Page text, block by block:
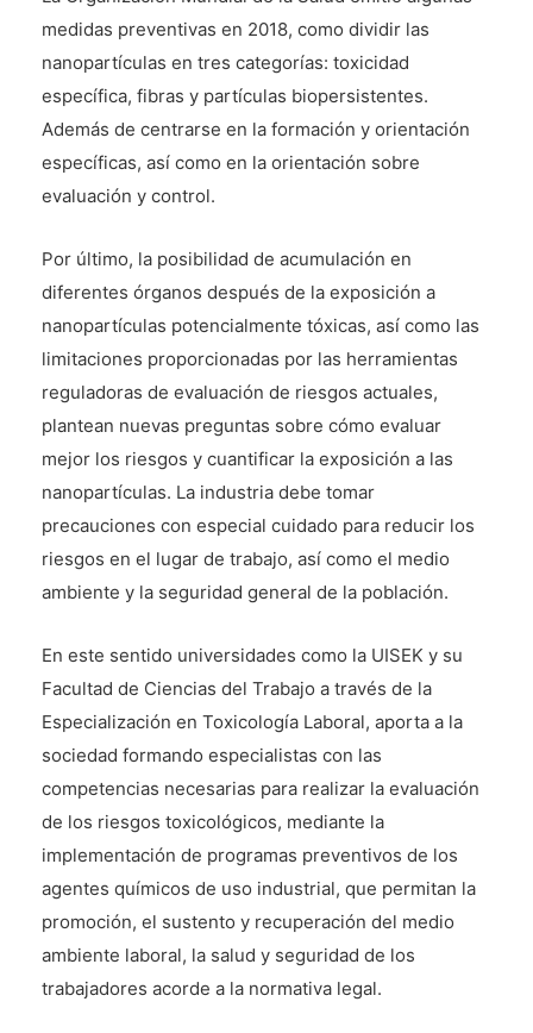
medidas preventivas en 2018, como dividir las
nanopartículas en tres categorías: toxicidad
específica, fibras y partículas biopersistentes.
Además de centrarse en la formación y orientación
específicas, así como en la orientación sobre
evaluación y control.
Por último, la posibilidad de acumulación en
diferentes órganos después de la exposición a
nanopartículas potencialmente tóxicas, así como las
limitaciones proporcionadas por las herramientas
reguladoras de evaluación de riesgos actuales,
plantean nuevas preguntas sobre cómo evaluar
mejor los riesgos y cuantificar la exposición a las
nanopartículas. La industria debe tomar
precauciones con especial cuidado para reducir los
riesgos en el lugar de trabajo, así como el medio
ambiente y la seguridad general de la población.
En este sentido universidades como la UISEK y su
Facultad de Ciencias del Trabajo a través de la
Especialización en Toxicología Laboral, aporta a la
sociedad formando especialistas con las
competencias necesarias para realizar la evaluación
de los riesgos toxicológicos, mediante la
implementación de programas preventivos de los
agentes químicos de uso industrial, que permitan la
promoción, el sustento y recuperación del medio
ambiente laboral, la salud y seguridad de los
trabajadores acorde a la normativa legal.